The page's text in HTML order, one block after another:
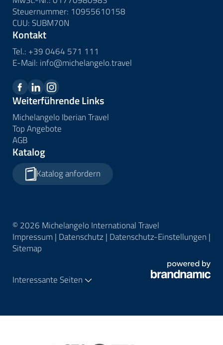
Steuernummer: 10955610158
CUU: SUBM70N
Kontakt
Tel.: +39 0464 571 111
E-Mail: info@michelangelo.travel
Weiterführende Links
Michelangelo Iberian Travel
Top Angebote
AGB
Katalog
Katalog anfordern
© 2026 Michelangelo International Travel
Impressum | Datenschutz | Datenschutz-Einstellungen |
Sitemap
Interessante Seiten